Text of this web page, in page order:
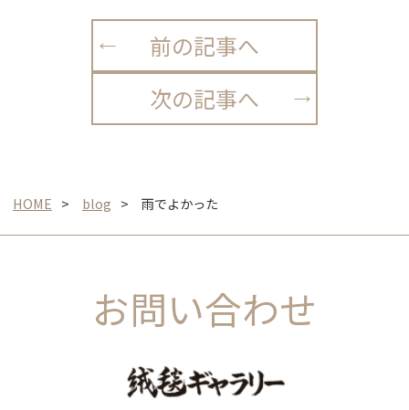
前の記事へ
次の記事へ
HOME blog 雨でよかった
お問い合わせ